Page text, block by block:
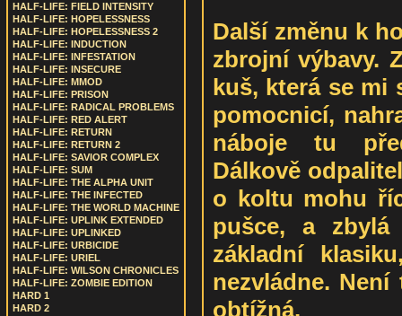
HALF-LIFE: FIELD INTENSITY
HALF-LIFE: HOPELESSNESS
HALF-LIFE: HOPELESSNESS 2
HALF-LIFE: INDUCTION
HALF-LIFE: INFESTATION
HALF-LIFE: INSECURE
HALF-LIFE: MMOD
HALF-LIFE: PRISON
HALF-LIFE: RADICAL PROBLEMS
HALF-LIFE: RED ALERT
HALF-LIFE: RETURN
HALF-LIFE: RETURN 2
HALF-LIFE: SAVIOR COMPLEX
HALF-LIFE: SUM
HALF-LIFE: THE ALPHA UNIT
HALF-LIFE: THE INFECTED
HALF-LIFE: THE WORLD MACHINE
HALF-LIFE: UPLINK EXTENDED
HALF-LIFE: UPLINKED
HALF-LIFE: URBICIDE
HALF-LIFE: URIEL
HALF-LIFE: WILSON CHRONICLES
HALF-LIFE: ZOMBIE EDITION
HARD 1
HARD 2
Další změnu k
zbrojní výbavy.
kuš, která se mi
pomocnicí,
náboje tu
Dálkově
o koltu mohu
pušce, a zbylá
základní
nezvládne.
obtížná.